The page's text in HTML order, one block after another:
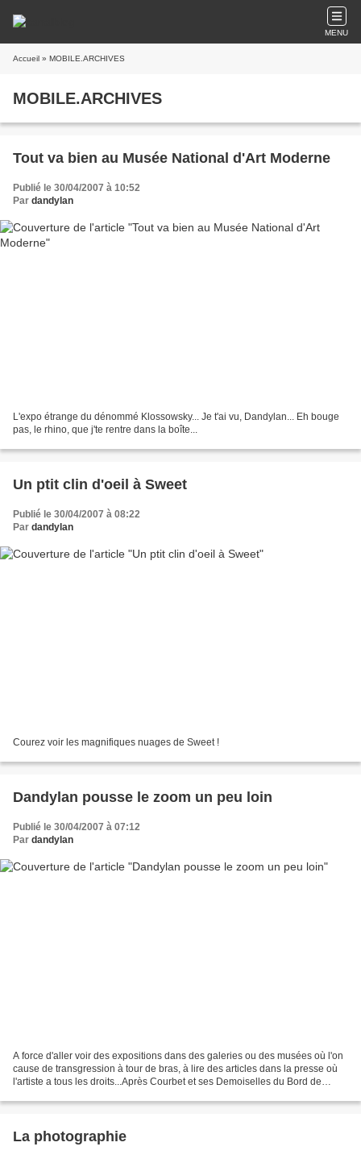
MENU
Accueil » MOBILE.ARCHIVES
MOBILE.ARCHIVES
Tout va bien au Musée National d'Art Moderne
Publié le 30/04/2007 à 10:52
Par dandylan
L'expo étrange du dénommé Klossowsky... Je t'ai vu, Dandylan... Eh bouge
pas, le rhino, que j'te rentre dans la boîte...
Un ptit clin d'oeil à Sweet
Publié le 30/04/2007 à 08:22
Par dandylan
Courez voir les magnifiques nuages de Sweet !
Dandylan pousse le zoom un peu loin
Publié le 30/04/2007 à 07:12
Par dandylan
A force d'aller voir des expositions dans des galeries ou des musées où l'on
cause de transgression à tour de bras, à lire des articles dans la presse où
l'artiste a tous les droits...Après Courbet et ses Demoiselles du Bord de
La photographie